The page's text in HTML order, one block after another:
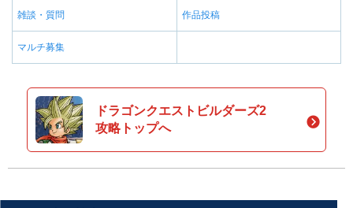
雑談・質問 作品投稿
マルチ募集
ドラゴンクエストビルダーズ2
攻略トップへ